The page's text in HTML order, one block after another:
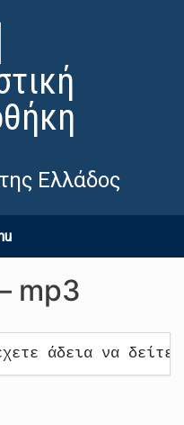
Ελλάδος
mp3
άδεια να δείτε